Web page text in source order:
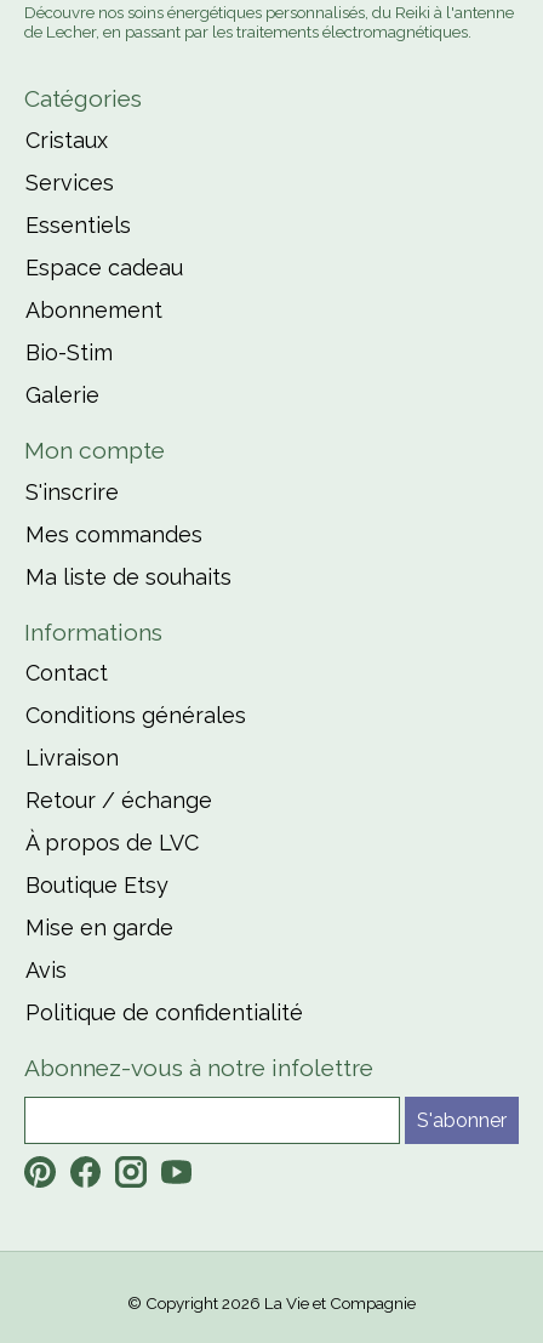
Découvre nos soins énergétiques personnalisés, du Reiki à l'antenne
de Lecher, en passant par les traitements électromagnétiques.
Catégories
Cristaux
Services
Essentiels
Espace cadeau
Abonnement
Bio-Stim
Galerie
Mon compte
S'inscrire
Mes commandes
Ma liste de souhaits
Informations
Contact
Conditions générales
Livraison
Retour / échange
À propos de LVC
Boutique Etsy
Mise en garde
Avis
Politique de confidentialité
Abonnez-vous à notre infolettre
S'abonner
© Copyright 2026 La Vie et Compagnie